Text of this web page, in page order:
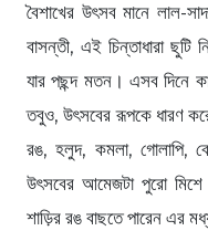
বৈশাখের উৎসব মানে লাল-
বাসন্তী, এই চিন্তাধারা ছুটি
যার পছন্দ মতন। এসব দিনে
তবুও, উৎসবের রূপকে ধারণ
রঙ, হলুদ, কমলা, গোলাপি,
উৎসবের আমেজটা পুরো
শাড়ির রঙ বাছতে পারেন এর